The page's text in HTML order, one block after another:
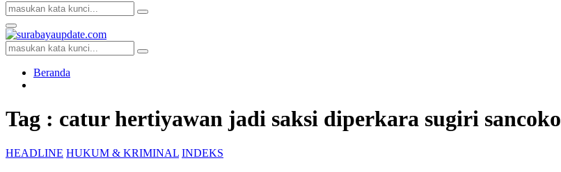
Search
for:
Search
Facebook
Twitter
Youtube
Primary
Menu
Search
for:
Search
Beranda
Tag : catur hertiyawan jadi saksi diperkara sugiri sancoko
HEADLINE HUKUM & KRIMINAL INDEKS